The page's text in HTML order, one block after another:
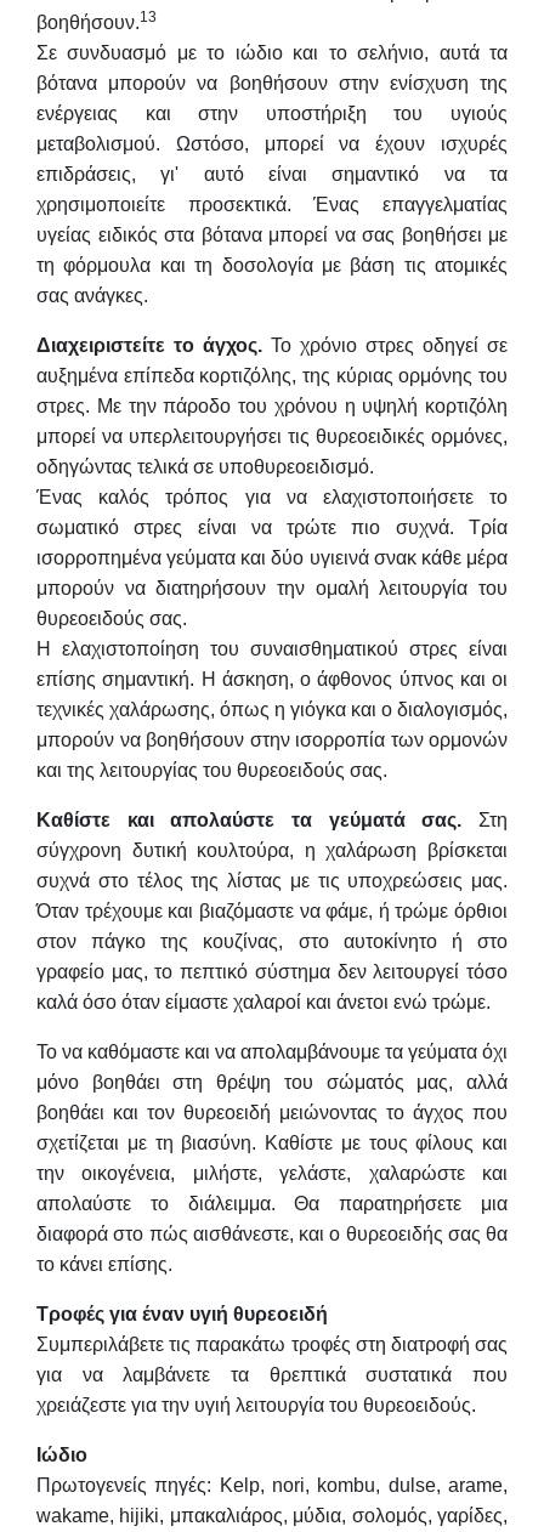
βοηθήσουν.13
Σε συνδυασμό με το ιώδιο και το σελήνιο, αυτά τα
βότανα μπορούν να βοηθήσουν στην ενίσχυση της
ενέργειας και στην υποστήριξη του υγιούς
μεταβολισμού. Ωστόσο, μπορεί να έχουν ισχυρές
επιδράσεις, γι' αυτό είναι σημαντικό να τα
χρησιμοποιείτε προσεκτικά. Ένας επαγγελματίας
υγείας ειδικός στα βότανα μπορεί να σας βοηθήσει με
τη φόρμουλα και τη δοσολογία με βάση τις ατομικές
σας ανάγκες.
Διαχειριστείτε το άγχος. Το χρόνιο στρες οδηγεί σε
αυξημένα επίπεδα κορτιζόλης, της κύριας ορμόνης του
στρες. Με την πάροδο του χρόνου η υψηλή κορτιζόλη
μπορεί να υπερλειτουργήσει τις θυρεοειδικές ορμόνες,
οδηγώντας τελικά σε υποθυρεοειδισμό.
Ένας καλός τρόπος για να ελαχιστοποιήσετε το
σωματικό στρες είναι να τρώτε πιο συχνά. Τρία
ισορροπημένα γεύματα και δύο υγιεινά σνακ κάθε μέρα
μπορούν να διατηρήσουν την ομαλή λειτουργία του
θυρεοειδούς σας.
Η ελαχιστοποίηση του συναισθηματικού στρες είναι
επίσης σημαντική. Η άσκηση, ο άφθονος ύπνος και οι
τεχνικές χαλάρωσης, όπως η γιόγκα και ο διαλογισμός,
μπορούν να βοηθήσουν στην ισορροπία των ορμονών
και της λειτουργίας του θυρεοειδούς σας.
Καθίστε και απολαύστε τα γεύματά σας. Στη
σύγχρονη δυτική κουλτούρα, η χαλάρωση βρίσκεται
συχνά στο τέλος της λίστας με τις υποχρεώσεις μας.
Όταν τρέχουμε και βιαζόμαστε να φάμε, ή τρώμε όρθιοι
στον πάγκο της κουζίνας, στο αυτοκίνητο ή στο
γραφείο μας, το πεπτικό σύστημα δεν λειτουργεί τόσο
καλά όσο όταν είμαστε χαλαροί και άνετοι ενώ τρώμε.
Το να καθόμαστε και να απολαμβάνουμε τα γεύματα όχι
μόνο βοηθάει στη θρέψη του σώματός μας, αλλά
βοηθάει και τον θυρεοειδή μειώνοντας το άγχος που
σχετίζεται με τη βιασύνη. Καθίστε με τους φίλους και
την οικογένεια, μιλήστε, γελάστε, χαλαρώστε και
απολαύστε το διάλειμμα. Θα παρατηρήσετε μια
διαφορά στο πώς αισθάνεστε, και ο θυρεοειδής σας θα
το κάνει επίσης.
Τροφές για έναν υγιή θυρεοειδή
Συμπεριλάβετε τις παρακάτω τροφές στη διατροφή σας
για να λαμβάνετε τα θρεπτικά συστατικά που
χρειάζεστε για την υγιή λειτουργία του θυρεοειδούς.
Ιώδιο
Πρωτογενείς πηγές: Kelp, nori, kombu, dulse, arame,
wakame, hijiki, μπακαλιάρος, μύδια, σολομός, γαρίδες,